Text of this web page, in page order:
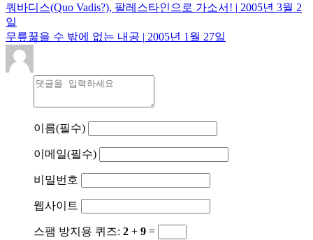
쿼바디스(Quo Vadis?), 팔레스타인으로 가소서! | 2005년 3월 2
일
무릎꿇을 수 밖에 없는 내공 | 2005년 1월 27일
이름(필수)
이메일(필수)
비밀번호
웹사이트
스팸 방지용 퀴즈: 2 + 9 =